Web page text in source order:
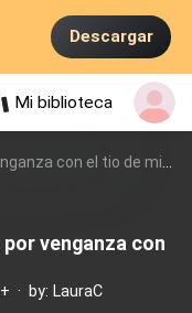
Descargar
Mi biblioteca
con el tio de mi ex
venganza con
· by: LauraC